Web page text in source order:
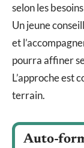
selon les
Un jeune
et
pourra affiner
L’approche est
terrain.
Auto-